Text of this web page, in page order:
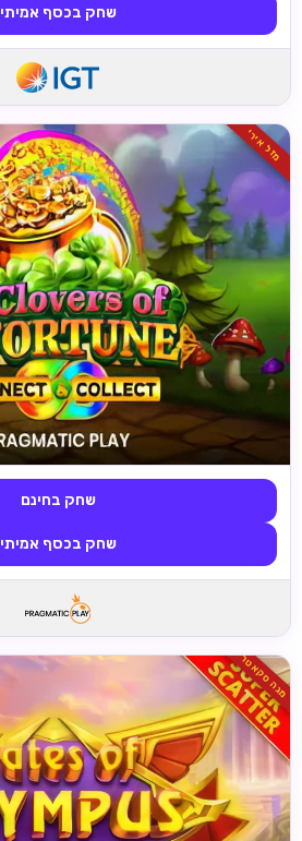
שחק בכסף אמיתי
מזל אירי
שחק בחינם
שחק בכסף אמיתי
מגה סקאטר